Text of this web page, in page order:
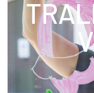
Il Team
Partners
Trallallero
Programma
Progetti
Blooming